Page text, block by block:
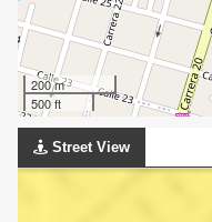
200 m
500 ft
Street View